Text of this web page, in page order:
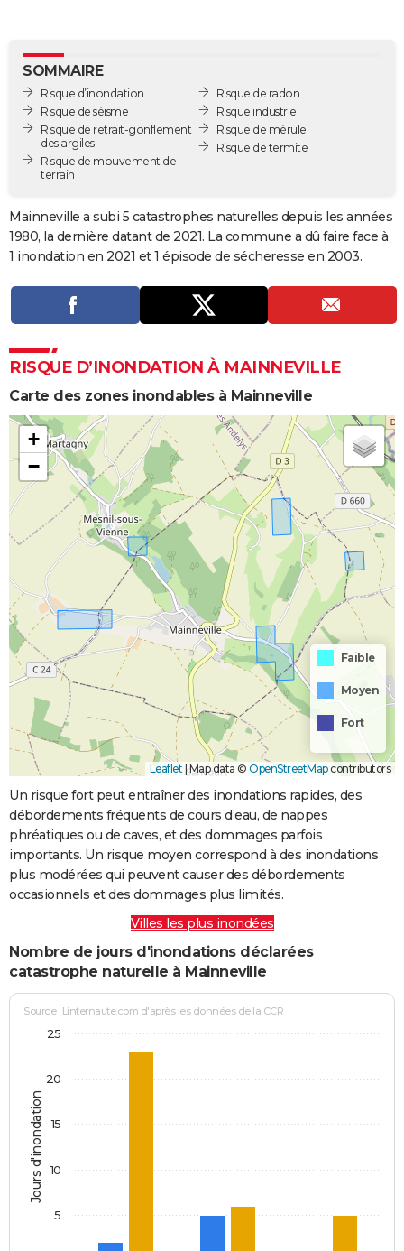
GUIDES D'ACHAT
BONS PLANS
CARTE DE VOEUX
Carte de Noël
Carte Bonne année
Carte Saint-Valentin
Carte Pâques
Carte d'anniversaire
DICTIONNAIRE
COPAINS D'AVANT
Bricolage
Lifestyle
Culture
Sport
Auto
Television
Voyage
Cinema
SOMMAIRE
Risque d’inondation
Risque de séisme
Risque de retrait-gonflement
des argiles
Risque de mouvement de
terrain
Risque de radon
Risque industriel
Risque de mérule
Risque de termite
Mainneville a subi 5 catastrophes naturelles depuis les années
1980, la dernière datant de 2021. La commune a dû faire face à
1 inondation en 2021 et 1 épisode de sécheresse en 2003.
RISQUE D’INONDATION À MAINNEVILLE
Carte des zones inondables à Mainneville
+
−
Faible
Moyen
Fort
Leaflet |Map data © OpenStreetMapcontributors
Un risque fort peut entraîner des inondations rapides, des
débordements fréquents de cours d’eau, de nappes
phréatiques ou de caves, et des dommages parfois
importants. Un risque moyen correspond à des inondations
plus modérées qui peuvent causer des débordements
occasionnels et des dommages plus limités.
Villes les plus inondées
Nombre de jours d'inondations déclarées
catastrophe naturelle à Mainneville
Jours d'inondation
Source : Linternaute.com d'après les données de la CCR
5
10
15
20
25